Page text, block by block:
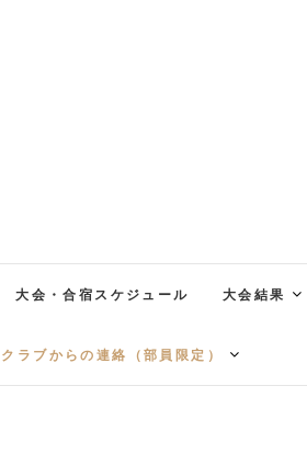
ラブ
大会・合宿スケジュール 大会結果
クラブからの連絡（部員限定）